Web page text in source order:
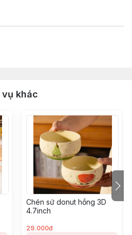
vụ khác
Chén sứ donut hồng 3D
4.7inch
29.000đ